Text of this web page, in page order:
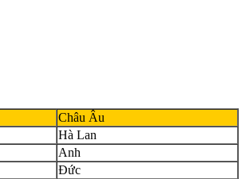
Châu Âu
Hà Lan
Anh
Đức